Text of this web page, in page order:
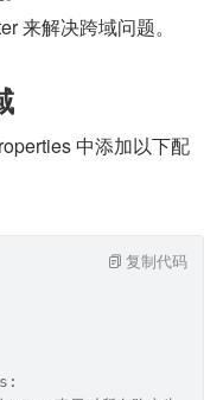
来解决跨域问题。
中添加以下配
复制代码